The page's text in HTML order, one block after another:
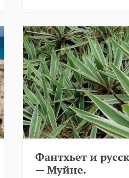
Фантхьет и
— Муйне.